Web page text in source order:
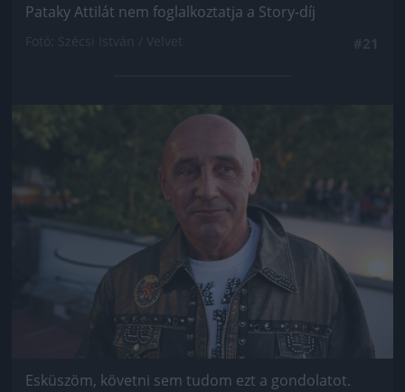
Pataky Attilát nem foglalkoztatja a Story-díj
Jön még kép!
Esküszöm, követni sem tudom ezt a gondolatot.